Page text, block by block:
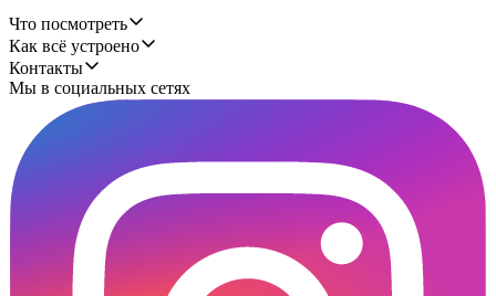
Что посмотреть
Как всё устроено
Контакты
Мы в социальных сетях